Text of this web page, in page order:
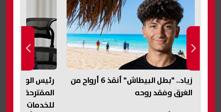
زياد.. "بطل البيطاش" أنقذ 6 أرواح من
الغرق وفقد روحه
رئيس الوزراء
المقترحة
للخدمات الذكية